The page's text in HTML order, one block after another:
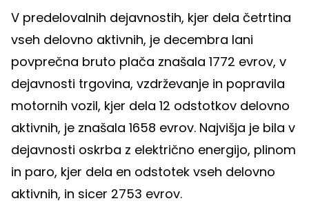
V predelovalnih dejavnostih, kjer dela četrtina
vseh delovno aktivnih, je decembra lani
povprečna bruto plača znašala 1772 evrov, v
dejavnosti trgovina, vzdrževanje in popravila
motornih vozil, kjer dela 12 odstotkov delovno
aktivnih, je znašala 1658 evrov. Najvišja je bila v
dejavnosti oskrba z električno energijo, plinom
in paro, kjer dela en odstotek vseh delovno
aktivnih, in sicer 2753 evrov.